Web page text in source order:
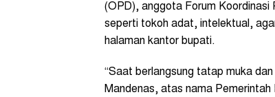
(OPD), anggota Forum Koordinasi
seperti tokoh adat, intelektual,
halaman kantor bupati.
“Saat berlangsung tatap muka
Mandenas, atas nama